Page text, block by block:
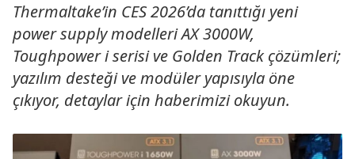
Thermaltake’in CES 2026’da tanıttığı yeni
power supply modelleri AX 3000W,
Toughpower i serisi ve Golden Track çözümleri;
yazılım desteği ve modüler yapısıyla öne
çıkıyor, detaylar için haberimizi okuyun.